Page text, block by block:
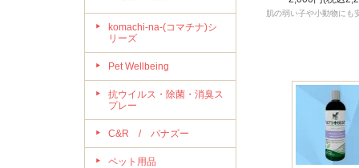
komachi-na-(コマチナ)シ
リーズ
Pet Wellbeing
抗ウイルス・除菌・消臭ス
プレー
C&R / パナズー
ペット用品
肌の弱い子や小動物にも